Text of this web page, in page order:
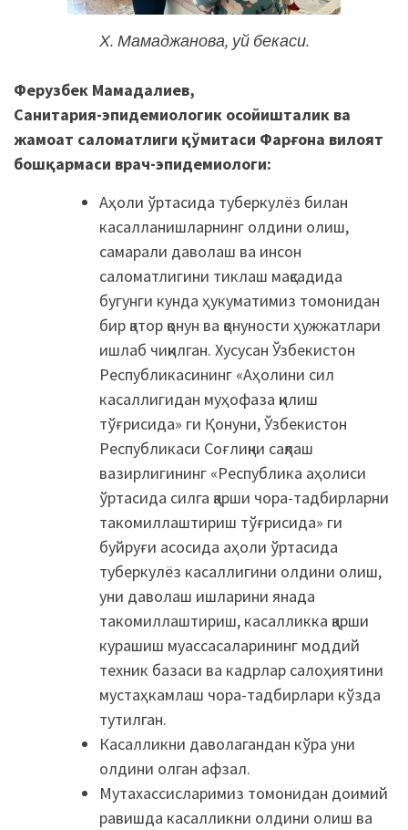
Х. Мамаджанова, уй бекаси.
Ферузбек Мамадалиев,
Санитария-эпидемиологик осойишталик ва
жамоат саломатлиги қўмитаси Фарғона вилоят
бошқармаси врач-эпидемиологи:
Аҳоли ўртасида туберкулёз билан
касалланишларнинг олдини олиш,
самарали даволаш ва инсон
саломатлигини тиклаш мақсадида
бугунги кунда ҳукуматимиз томонидан
бир қатор қонун ва қонуности ҳужжатлари
ишлаб чиқилган. Хусусан Ўзбекистон
Республикасининг «Аҳолини сил
касаллигидан муҳофаза қилиш
тўғрисида» ги Қонуни, Ўзбекистон
Республикаси Соғлиқни сақлаш
вазирлигининг «Республика аҳолиси
ўртасида силга қарши чора-тадбирларни
такомиллаштириш тўғрисида» ги
буйруғи асосида аҳоли ўртасида
туберкулёз касаллигини олдини олиш,
уни даволаш ишларини янада
такомиллаштириш, касалликка қарши
курашиш муассасаларининг моддий
техник базаси ва кадрлар салоҳиятини
мустаҳкамлаш чора-тадбирлари кўзда
тутилган.
Касалликни даволагандан кўра уни
олдини олган афзал.
Мутахассисларимиз томонидан доимий
равишда касалликни олдини олиш ва